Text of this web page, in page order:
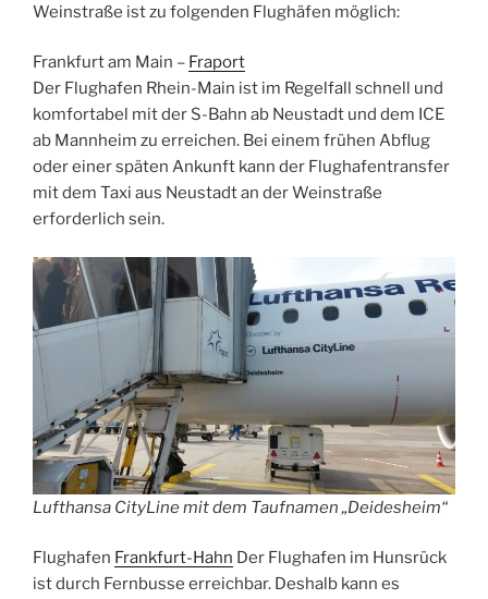
Weinstraße ist zu folgenden Flughäfen möglich:
Frankfurt am Main – Fraport
Der Flughafen Rhein-Main ist im Regelfall schnell und
komfortabel mit der S-Bahn ab Neustadt und dem ICE
ab Mannheim zu erreichen. Bei einem frühen Abflug
oder einer späten Ankunft kann der Flughafentransfer
mit dem Taxi aus Neustadt an der Weinstraße
erforderlich sein.
Lufthansa CityLine mit dem Taufnamen „Deidesheim“
Flughafen Frankfurt-Hahn Der Flughafen im Hunsrück
ist durch Fernbusse erreichbar. Deshalb kann es